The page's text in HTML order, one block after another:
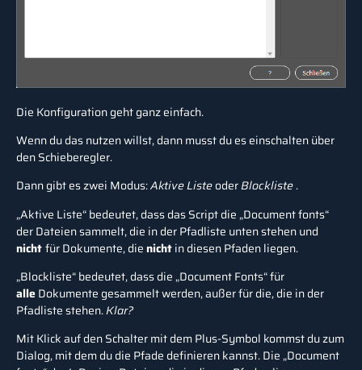
Die Konfiguration geht ganz einfach.
Wenn du das nutzen willst, dann musst du es einschalten über
den Schieberegler.
Dann gibt es zwei Modus:Aktive ListeoderBlockliste.
„Aktive Liste“ bedeutet, dass das Script die „Document fonts“
der Dateien sammelt, die in der Pfadliste unten stehen und
nichtfür Dokumente, dienichtin diesen Pfaden liegen.
„Blockliste“ bedeutet, dass die „Document Fonts“ für
alleDokumente gesammelt werden, außer für die, die in der
Pfadliste stehen.Klar?
Mit Klick auf den Schalter mit dem Plus-Symbol kommst du zum
Dialog, mit dem du die Pfade definieren kannst. Die „Document